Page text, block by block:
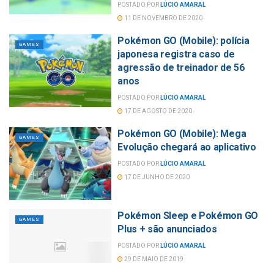
POSTADO POR LÚCIO AMARAL
11 DE NOVEMBRO DE 2020
GAMES
Pokémon GO (Mobile): polícia
japonesa registra caso de
agressão de treinador de 56
anos
POSTADO POR LÚCIO AMARAL
17 DE AGOSTO DE 2020
GAMES
Pokémon GO (Mobile): Mega
Evolução chegará ao aplicativo
POSTADO POR LÚCIO AMARAL
17 DE JUNHO DE 2020
GAMES
Pokémon Sleep e Pokémon GO
Plus + são anunciados
POSTADO POR LÚCIO AMARAL
29 DE MAIO DE 2019